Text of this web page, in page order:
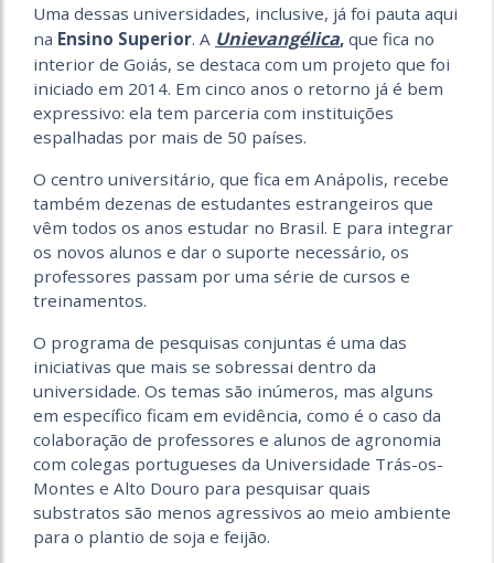
Uma dessas universidades, inclusive, já foi pauta aqui
na Ensino Superior. A Unievangélica, que fica no
interior de Goiás, se destaca com um projeto que foi
iniciado em 2014. Em cinco anos o retorno já é bem
expressivo: ela tem parceria com instituições
espalhadas por mais de 50 países.
O centro universitário, que fica em Anápolis, recebe
também dezenas de estudantes estrangeiros que
vêm todos os anos estudar no Brasil. E para integrar
os novos alunos e dar o suporte necessário, os
professores passam por uma série de cursos e
treinamentos.
O programa de pesquisas conjuntas é uma das
iniciativas que mais se sobressai dentro da
universidade. Os temas são inúmeros, mas alguns
em específico ficam em evidência, como é o caso da
colaboração de professores e alunos de agronomia
com colegas portugueses da Universidade Trás-os-
Montes e Alto Douro para pesquisar quais
substratos são menos agressivos ao meio ambiente
para o plantio de soja e feijão.